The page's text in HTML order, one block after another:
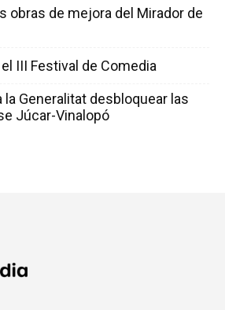
obras de mejora del Mirador de
III Festival de Comedia
la Generalitat desbloquear las
Júcar-Vinalopó